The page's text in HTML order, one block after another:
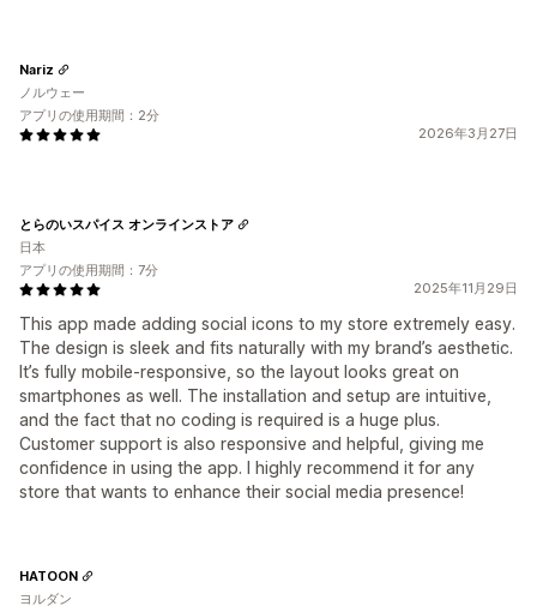
2026年3月27日
Nariz
ノルウェー
アプリの使用期間：2分
2025年11月29日
This app made adding social icons to my store extremely easy.
The design is sleek and fits naturally with my brand’s aesthetic.
It’s fully mobile-responsive, so the layout looks great on
smartphones as well. The installation and setup are intuitive,
and the fact that no coding is required is a huge plus.
Customer support is also responsive and helpful, giving me
confidence in using the app. I highly recommend it for any
store that wants to enhance their social media presence!
とらのいスパイス オンラインストア
日本
アプリの使用期間：7分
HATOON
ヨルダン